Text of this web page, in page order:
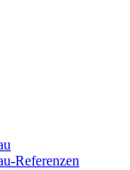
Referenzen